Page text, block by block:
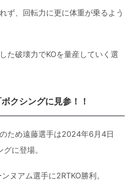
ず、回転力に更に体重が乗るよう
た破壊力でKOを量産していく選
クシングに見参！！
ため遠藤選手は2024年6月4日
に登場。
ヌアム選手に2RTKO勝利。